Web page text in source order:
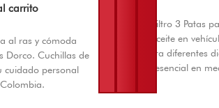
carrito
al ras y cómoda
Dorco. Cuchillas de
cuidado personal
Extractor de Filtro 3 Patas
de filtros de aceite en
ajustables para diferentes
Herramienta esencial en